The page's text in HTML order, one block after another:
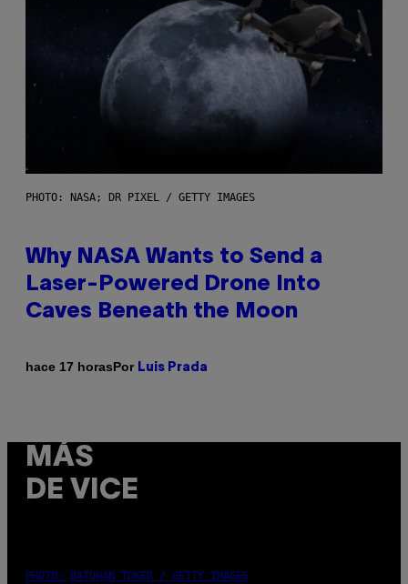
PHOTO: NASA; DR PIXEL / GETTY IMAGES
Why NASA Wants to Send a
Laser-Powered Drone Into
Caves Beneath the Moon
hace 17 horasPor Luis Prada
MÁS
DE VICE
PHOTO: BATUHAN TOKER / GETTY IMAGES